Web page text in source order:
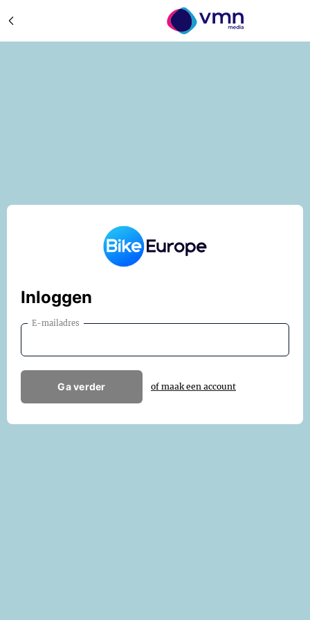
Inloggen
E-mailadres
Ga verder of maak een account